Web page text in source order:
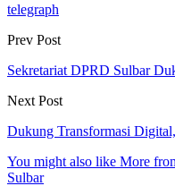
telegraph
Prev Post
Sekretariat DPRD Sulbar
Next Post
Dukung Transformasi
You might also like More
Sulbar